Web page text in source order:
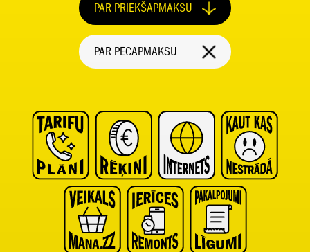
PAR PRIEKŠAPMAKSU
PAR PĒCAPMAKSU